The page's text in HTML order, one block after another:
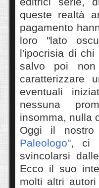
queste realtà
pagamento
loro "lato
l'ipocrisia di chi
salvo poi non
caratterizzare
eventuali
nessuna
insomma, nulla
Oggi il
Paleologo", ci
svincolarsi
Ecco il suo
molti altri